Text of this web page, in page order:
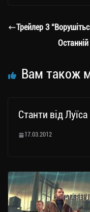
a
er
Трейлер 3
Вам також
Станти від Луїса
17.03.2012